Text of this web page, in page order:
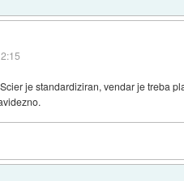
je standardiziran, vendar je treba